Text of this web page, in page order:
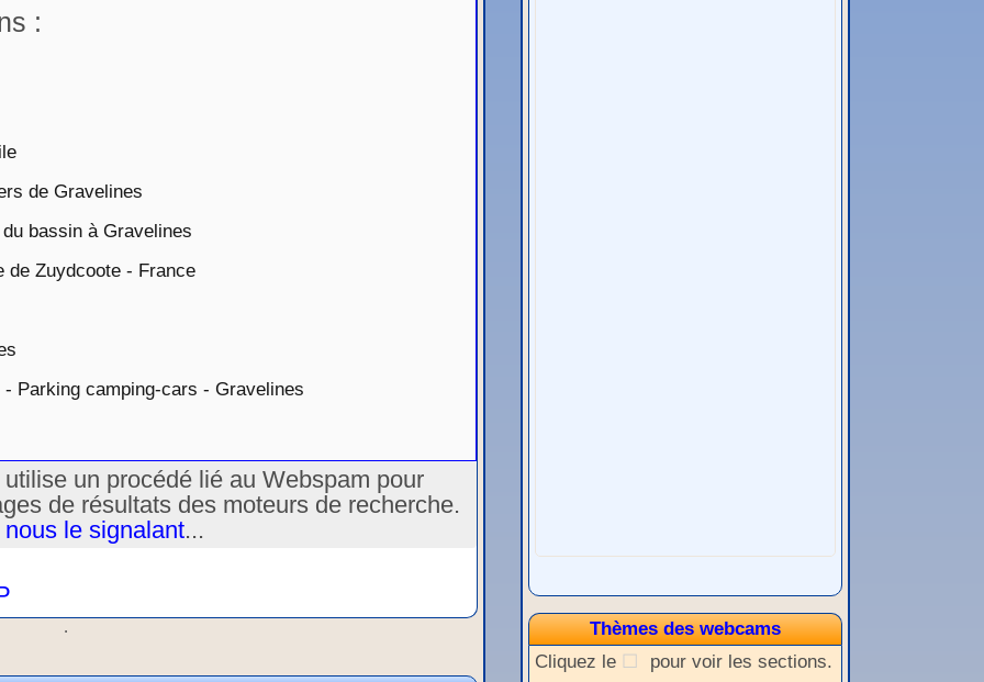
:
de Gravelines
bassin à Gravelines
de Zuydcoote - France
Parking camping-cars - Gravelines
un procédé lié au Webspam pour
de résultats des moteurs de recherche.
le signalant...
.
Thèmes des webcams
Cliquez le
pour voir les sections.